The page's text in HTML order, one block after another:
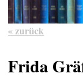
« zurück
Frida